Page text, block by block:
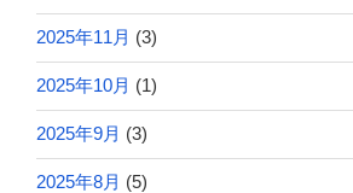
2025年11月 (3)
2025年10月 (1)
2025年9月 (3)
2025年8月 (5)